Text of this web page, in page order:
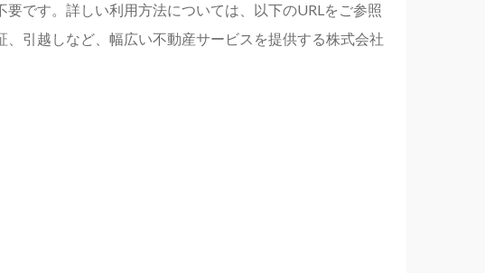
です。詳しい利用方法については、以下のURLをご参照
引越しなど、幅広い不動産サービスを提供する株式会社